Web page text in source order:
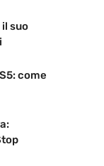
il suo
come